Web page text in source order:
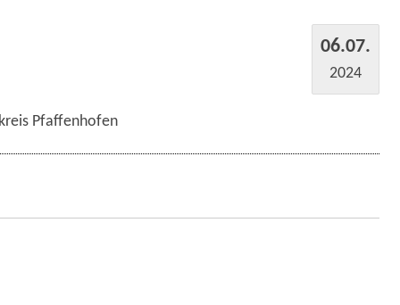
06.07.
2024
Pfaffenhofen